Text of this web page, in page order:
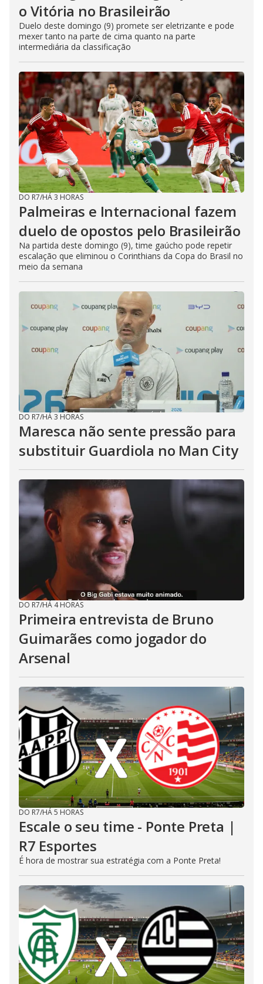
o Vitória no Brasileirão
Duelo deste domingo (9) promete ser eletrizante e pode
mexer tanto na parte de cima quanto na parte
intermediária da classificação
DO R7/HÁ 3 HORAS
Palmeiras e Internacional fazem
duelo de opostos pelo Brasileirão
Na partida deste domingo (9), time gaúcho pode repetir
escalação que eliminou o Corinthians da Copa do Brasil no
meio da semana
DO R7/HÁ 3 HORAS
Maresca não sente pressão para
substituir Guardiola no Man City
DO R7/HÁ 4 HORAS
Primeira entrevista de Bruno
Guimarães como jogador do
Arsenal
DO R7/HÁ 5 HORAS
Escale o seu time - Ponte Preta |
R7 Esportes
É hora de mostrar sua estratégia com a Ponte Preta!